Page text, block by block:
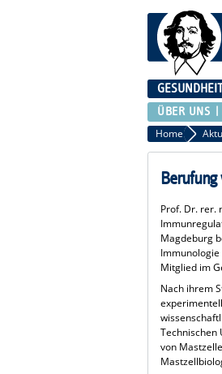
ÜBER UNS
Home
Berufung
Prof. Dr. rer.
Magdeburg
Mitglied im
Nach ihrem
Technischen
von